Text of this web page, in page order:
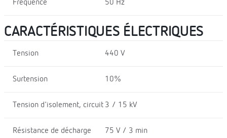
Fréquence 50 Hz
CARACTÉRISTIQUES ÉLECTRIQUES
Tension 440 V
Surtension 10%
Tension d'isolement, circuit 3 / 15 kV
Résistance de décharge 75 V / 3 min